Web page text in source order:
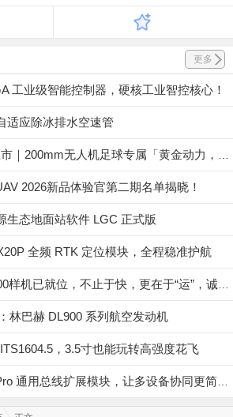
更多
工业级智能控制器，硬核工业智控核心！
适应除冰排水空速管
2026新品体验官第二期名单揭晓！
生态地面站软件 LGC 正式版
全频 RTK 定位模块，全程稳准护航
林巴赫 DL900 系列航空发动机
，3.5寸也能玩转高强度花飞